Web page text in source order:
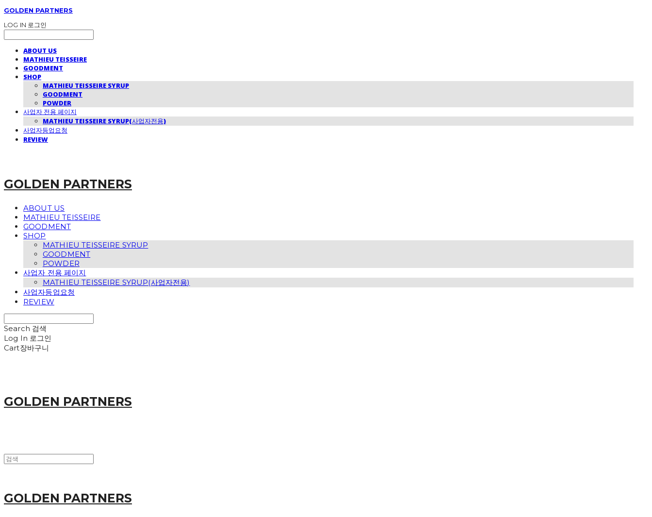
GOLDEN PARTNERS
LOG IN 로그인
ABOUT US
MATHIEU TEISSEIRE
GOODMENT
SHOP
MATHIEU TEISSEIRE SYRUP
GOODMENT
POWDER
사업자 전용 페이지
MATHIEU TEISSEIRE SYRUP(사업자전용)
사업자등업요청
REVIEW
GOLDEN PARTNERS
ABOUT US
MATHIEU TEISSEIRE
GOODMENT
SHOP
MATHIEU TEISSEIRE SYRUP
GOODMENT
POWDER
사업자 전용 페이지
MATHIEU TEISSEIRE SYRUP(사업자전용)
사업자등업요청
REVIEW
Search 검색
Log In 로그인
Cart장바구니
GOLDEN PARTNERS
GOLDEN PARTNERS